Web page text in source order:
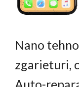
Nano
zgarieturi,
Auto-